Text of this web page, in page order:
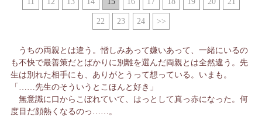
22 23 24 >>
うちの両親とは違う。憎しみあって嫌いあって、一緒にいるの
も不快で最善策だとばかりに別離を選んだ両親とは全然違う。先
生は別れた相手にも、ありがとうって想っている。いまも。
「……先生のそういうとこほんと好き」
無意識に口からこぼれていて、はっとして真っ赤になった。何
度目だ顔熱くなるのっ……。